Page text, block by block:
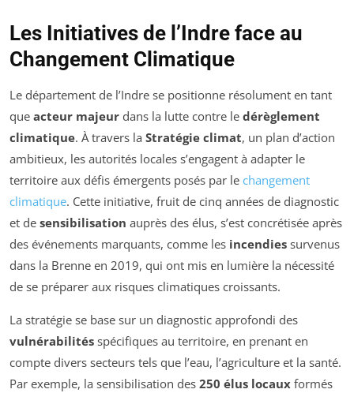
Les Initiatives de l’Indre face au
Changement Climatique
Le département de l’Indre se positionne résolument en tant
que acteur majeur dans la lutte contre le dérèglement
climatique. À travers la Stratégie climat, un plan d’action
ambitieux, les autorités locales s’engagent à adapter le
territoire aux défis émergents posés par le changement
climatique. Cette initiative, fruit de cinq années de diagnostic
et de sensibilisation auprès des élus, s’est concrétisée après
des événements marquants, comme les incendies survenus
dans la Brenne en 2019, qui ont mis en lumière la nécessité
de se préparer aux risques climatiques croissants.
La stratégie se base sur un diagnostic approfondi des
vulnérabilités spécifiques au territoire, en prenant en
compte divers secteurs tels que l’eau, l’agriculture et la santé.
Par exemple, la sensibilisation des 250 élus locaux formés